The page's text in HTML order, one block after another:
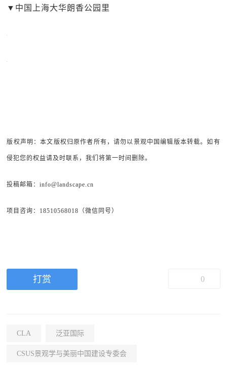
▼中国上海大华朗香公园里
版权声明：本文版权归原作者所有，请勿以景观中国编辑版本转载。如有
侵犯您的权益请及时联系，我们将第一时间删除。
投稿邮箱：info@landscape.cn
项目咨询：18510568018（微信同号）
打赏 0
CLA 泛亚国际
CSUS景观学与美丽中国建设专委会